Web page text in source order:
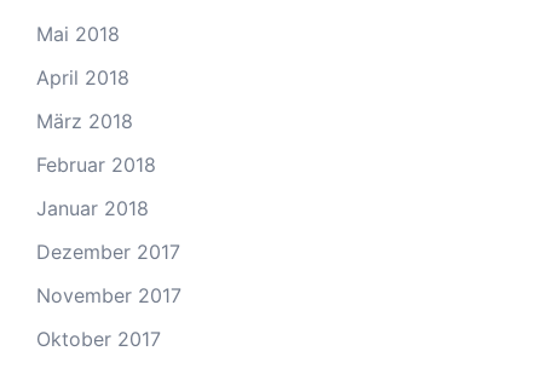
Mai 2018
April 2018
März 2018
Februar 2018
Januar 2018
Dezember 2017
November 2017
Oktober 2017